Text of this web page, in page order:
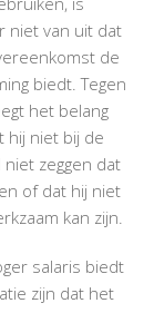
niet van uit dat
de
biedt. Tegen
het belang
hij niet bij de
zeggen dat
of dat hij niet
kan zijn.
salaris biedt
zijn dat het